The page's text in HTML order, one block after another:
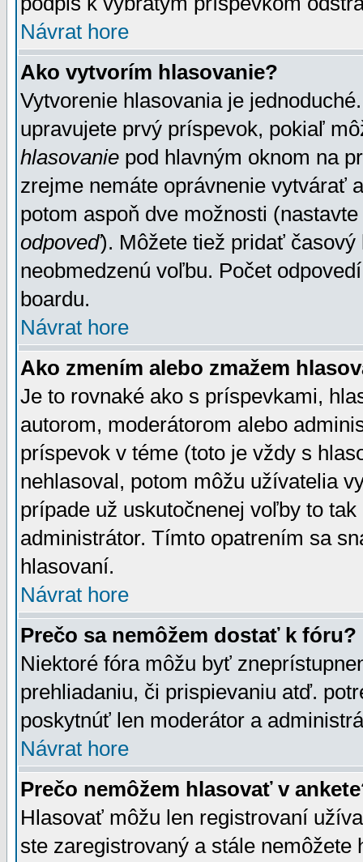
Návrat hore
Ako vytvorím hlasovanie?
Vytvorenie hlasovania je
upravujete prvý príspevok, pokiaľ
hlasovanie pod hlavným oknom na
zrejme nemáte oprávnenie vytvárať
potom aspoň dve možnosti
odpoveď). Môžete tiež pridať
neobmedzenú voľbu. Počet
boardu.
Návrat hore
Ako zmením alebo zmažem
Je to rovnaké ako s príspevkami,
autorom, moderátorom alebo
príspevok v téme (toto je vždy s
nehlasoval, potom môžu užívatelia
prípade už uskutočnenej voľby to
administrátor. Tímto opatrením sa
hlasovaní.
Návrat hore
Prečo sa nemôžem dostať k fóru?
Niektoré fóra môžu byť
prehliadaniu, či prispievaniu atď.
poskytnúť len moderátor a
Návrat hore
Prečo nemôžem hlasovať v
Hlasovať môžu len registrovaní
ste zaregistrovaný a stále